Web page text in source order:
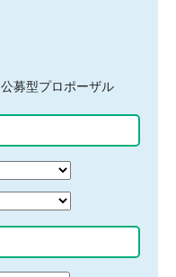
公募型プロポーザル